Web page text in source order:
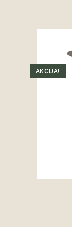
AKCIJA!